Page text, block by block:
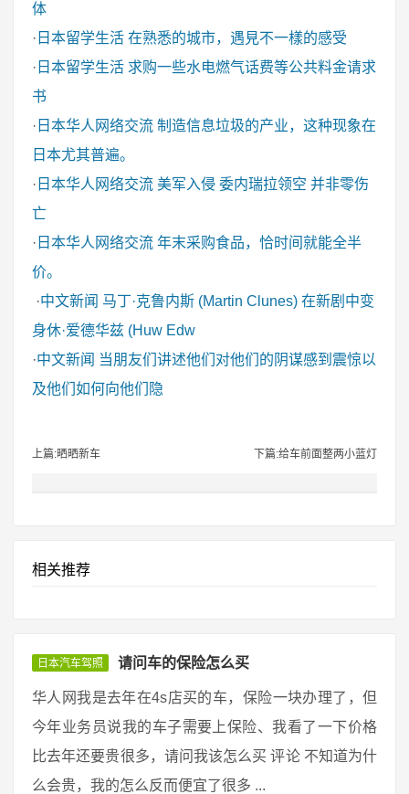
体
· 日本留学生活 在熟悉的城市，遇見不一樣的感受
· 日本留学生活 求购一些水电燃气话费等公共料金请求
书
· 日本华人网络交流 制造信息垃圾的产业，这种现象在
日本尤其普遍。
· 日本华人网络交流 美军入侵 委内瑞拉领空 并非零伤
亡
· 日本华人网络交流 年末采购食品，恰时间就能全半
价。
·中文新闻 马丁·克鲁内斯 (Martin Clunes) 在新剧中变
身休·爱德华兹 (Huw Edw
·中文新闻 当朋友们讲述他们对他们的阴谋感到震惊以
及他们如何向他们隐
上篇:晒晒新车 下篇:给车前面整两小蓝灯
相关推荐
日本汽车驾照 请问车的保险怎么买
华人网我是去年在4s店买的车，保险一块办理了，但
今年业务员说我的车子需要上保险、我看了一下价格
比去年还要贵很多，请问我该怎么买 评论 不知道为什
么会贵，我的怎么反而便宜了很多 ...